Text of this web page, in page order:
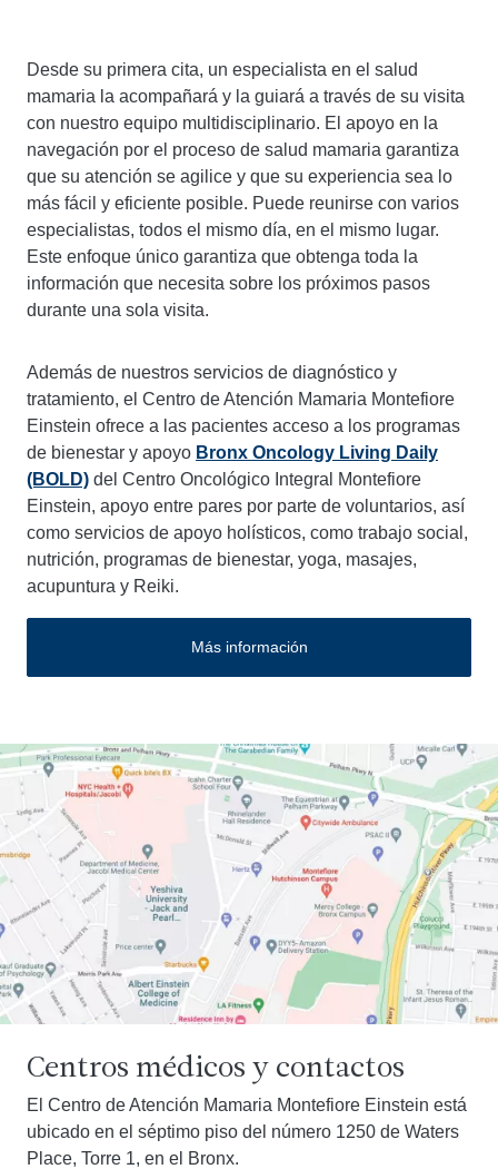
Desde su primera cita, un especialista en el salud
mamaria la acompañará y la guiará a través de su visita
con nuestro equipo multidisciplinario. El apoyo en la
navegación por el proceso de salud mamaria garantiza
que su atención se agilice y que su experiencia sea lo
más fácil y eficiente posible. Puede reunirse con varios
especialistas, todos el mismo día, en el mismo lugar.
Este enfoque único garantiza que obtenga toda la
información que necesita sobre los próximos pasos
durante una sola visita.
Además de nuestros servicios de diagnóstico y
tratamiento, el Centro de Atención Mamaria Montefiore
Einstein ofrece a las pacientes acceso a los programas
de bienestar y apoyo Bronx Oncology Living Daily
(BOLD) del Centro Oncológico Integral Montefiore
Einstein, apoyo entre pares por parte de voluntarios, así
como servicios de apoyo holísticos, como trabajo social,
nutrición, programas de bienestar, yoga, masajes,
acupuntura y Reiki.
Más información
Centros médicos y contactos
El Centro de Atención Mamaria Montefiore Einstein está
ubicado en el séptimo piso del número 1250 de Waters
Place, Torre 1, en el Bronx.